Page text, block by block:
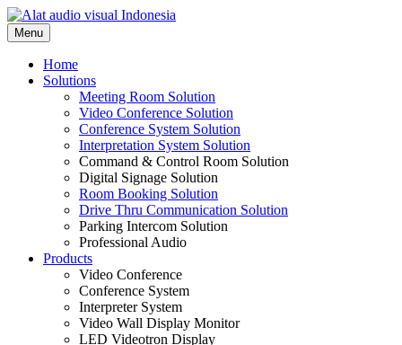
Skip
to
content
Menu
Home
Solutions
Meeting Room Solution
Video Conference Solution
Conference System Solution
Interpretation System Solution
Command & Control Room Solution
Digital Signage Solution
Room Booking Solution
Drive Thru Communication Solution
Parking Intercom Solution
Professional Audio
Products
Video Conference
Conference System
Interpreter System
Video Wall Display Monitor
LED Videotron Display